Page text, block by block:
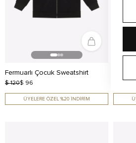
Fermuarlı Çocuk Sweatshirt
$ 120$ 96
ÜYELERE ÖZEL %20 İNDİRİM